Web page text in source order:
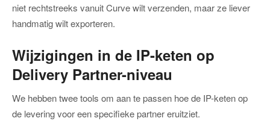
niet rechtstreeks vanuit Curve wilt verzenden, maar ze liever
handmatig wilt exporteren.
Wijzigingen in de IP-keten op
Delivery Partner-niveau
We hebben twee tools om aan te passen hoe de IP-keten op
de levering voor een specifieke partner eruitziet.